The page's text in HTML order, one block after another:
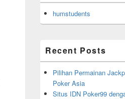
humstudents
Recent Posts
Pilihan Permainan
Poker Asia
Situs IDN Poker99